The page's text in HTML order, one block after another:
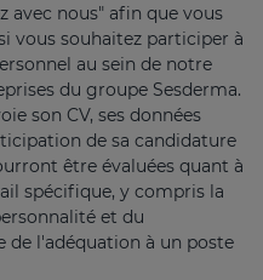
avec nous" afin que vous
vous souhaitez participer à
au sein de notre
du groupe Sesderma.
son CV, ses données
de sa candidature
être évaluées quant à
spécifique, y compris la
et du
l'adéquation à un poste